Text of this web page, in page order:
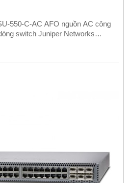
550-C-AC AFO nguồn AC công
switch Juniper Networks